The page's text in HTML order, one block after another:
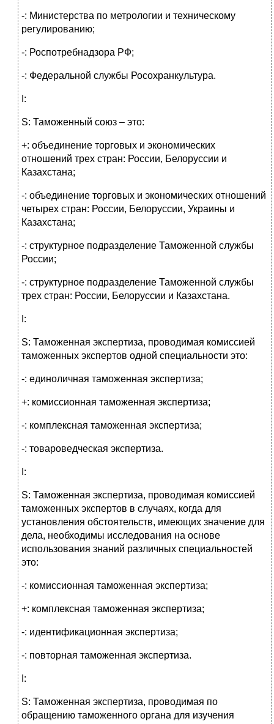
-: Министерства по метрологии и техническому
регулированию;
-: Роспотребнадзора РФ;
-: Федеральной службы Росохранкультура.
I:
S: Таможенный союз – это:
+: объединение торговых и экономических
отношений трех стран: России, Белоруссии и
Казахстана;
-: объединение торговых и экономических отношений
четырех стран: России, Белоруссии, Украины и
Казахстана;
-: структурное подразделение Таможенной службы
России;
-: структурное подразделение Таможенной службы
трех стран: России, Белоруссии и Казахстана.
I:
S: Таможенная экспертиза, проводимая комиссией
таможенных экспертов одной специальности это:
-: единоличная таможенная экспертиза;
+: комиссионная таможенная экспертиза;
-: комплексная таможенная экспертиза;
-: товароведческая экспертиза.
I:
S: Таможенная экспертиза, проводимая комиссией
таможенных экспертов в случаях, когда для
установления обстоятельств, имеющих значение для
дела, необходимы исследования на основе
использования знаний различных специальностей
это:
-: комиссионная таможенная экспертиза;
+: комплексная таможенная экспертиза;
-: идентификационная экспертиза;
-: повторная таможенная экспертиза.
I:
S: Таможенная экспертиза, проводимая по
обращению таможенного органа для изучения